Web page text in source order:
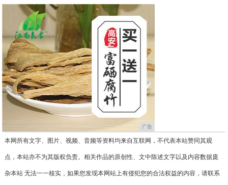
广告
本网所有文字、图片、视频、音频等资料均来自互联网，不代表本站赞同其观
点，本站亦不为其版权负责。相关作品的原创性、文中陈述文字以及内容数据庞
杂本站 无法一一核实，如果您发现本网站上有侵犯您的合法权益的内容，请联系